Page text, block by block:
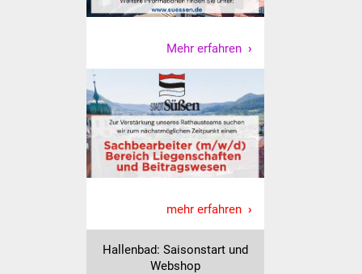
Öffentliche
Europaweite
Ausschreibung
Beschränkte
Ausschreibung
Gewerbe - Selbsteintrag
Mehr erfahren
mehr erfahren
Hallenbad: Saisonstart und
Webshop